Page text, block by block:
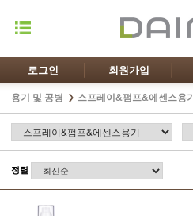
로그인 회원가입
용기 및 공병 스프레이&펌프&에센스용기
정렬